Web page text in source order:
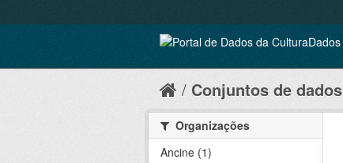
Conjuntos de dados
Organizações
Ancine (1)